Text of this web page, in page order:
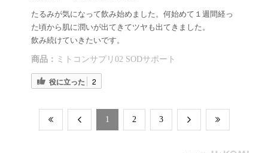
たるみが気になって飲み始めました。何始めて１週間経っ
た頃から肌に潤いが出てきてツヤも出てきました。
飲み続けていきたいです。
商品： ミトコンサプリ02 SODサポート
役に立った 2
​1 ​2 ​3